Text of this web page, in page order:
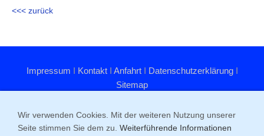
<<< zurück
Impressum I KontaktI AnfahrtI DatenschutzerklärungI
Sitemap
vorbehalten
Wir verwenden Cookies. Mit der weiteren Nutzung unserer
Seite stimmen Sie dem zu. Weiterführende Informationen